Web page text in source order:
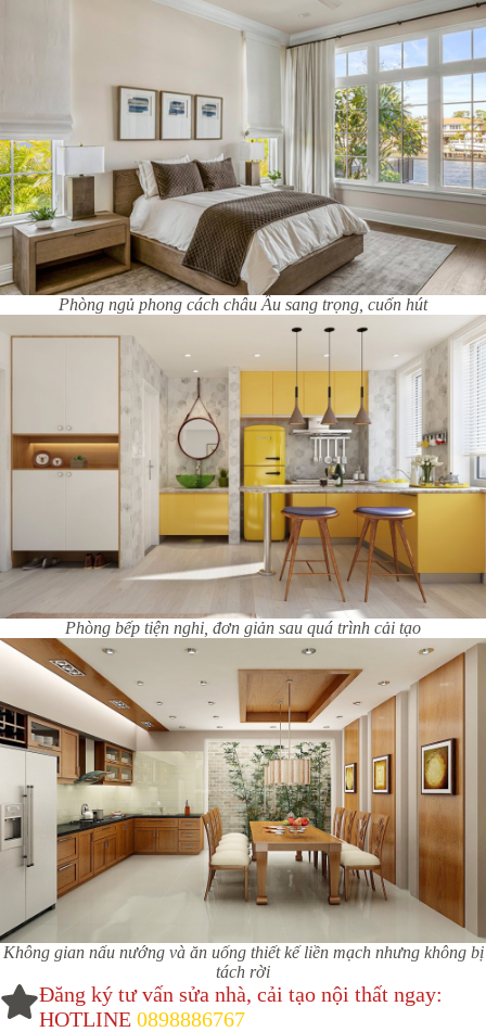
Phòng ngủ phong cách châu Âu sang trọng, cuốn hút
Phòng bếp tiện nghi, đơn giản sau quá trình cải tạo
Không gian nấu nướng và ăn uống thiết kế liền mạch nhưng không bị
tách rời
Đăng ký tư vấn sửa nhà, cải tạo nội thất ngay:
HOTLINE 0898886767